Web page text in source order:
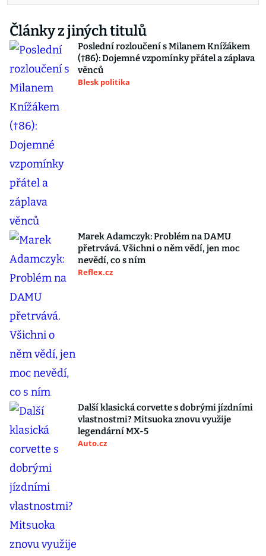
Články z jiných titulů
Poslední rozloučení s Milanem Knížákem
(†86): Dojemné vzpomínky přátel a záplava
věnců
Blesk politika
Marek Adamczyk: Problém na DAMU
přetrvává. Všichni o něm vědí, jen moc
nevědí, co s ním
Reflex.cz
Další klasická corvette s dobrými jízdními
vlastnostmi? Mitsuoka znovu využije
legendární MX-5
Auto.cz